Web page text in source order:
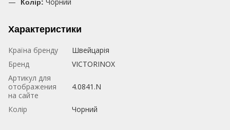
Колір:
Характеристики
Країна бренду
Швейцарія
Бренд
VICTORINOX
Артикул для
отображения
на сайте
4.0841.N
Колір Чорний